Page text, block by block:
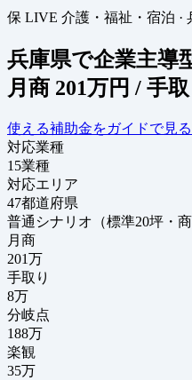
保 LIVE 介護・福祉・宿泊 ·
兵庫県で企業主導
月商 201万円 / 手取
使える補助金をガイドで見る
対応業種
15業種
対応エリア
47都道府県
普通シナリオ（標準20坪・商
月商
201万
手取り
8万
分岐点
188万
楽観
35万